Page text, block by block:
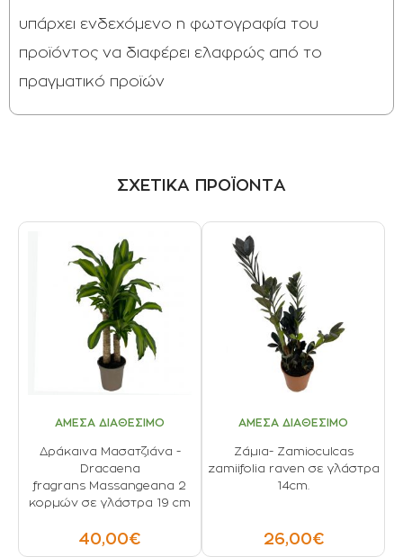
υπάρχει ενδεχόμενο η φωτογραφία του
προϊόντος να διαφέρει ελαφρώς από το
πραγματικό προϊών
ΣΧΕΤΙΚΑ ΠΡΟΪΟΝΤΑ
ΑΜΕΣΑ ΔΙΑΘΕΣΙΜΟ
Δράκαινα Μασατζιάνα -
Dracaena
fragrans Massangeana 2
κορμών σε γλάστρα 19 cm
40,00€
ΑΜΕΣΑ ΔΙΑΘΕΣΙΜΟ
Ζάμια- Zamioculcas
zamiifolia raven σε γλάστρα
14cm.
26,00€